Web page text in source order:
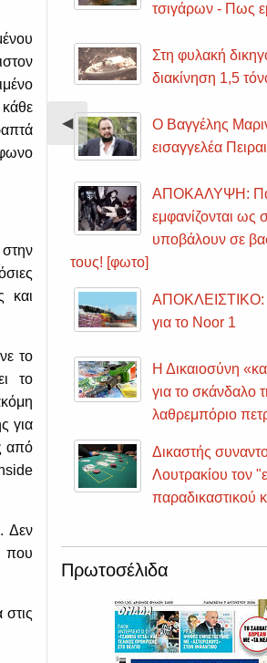
και
το
το
για
από
Δεν
που
Previous
Slide
◀︎
τσιγάρων - Πως
Στη φυλακή
διακίνηση 1,5
Ο Βαγγέλης
εισαγγελέα
ΑΠΟΚΑΛΥΨΗ:
εμφανίζονται ως
υποβάλουν σε
τους! [φωτο]
ΑΠΟΚΛΕΙΣΤΙΚΟ:
για το Noor 1
Η Δικαιοσύνη
για το σκάνδαλο
λαθρεμπόριο
Δικαστής
Λουτρακίου τον
παραδικαστικού
Πρωτοσέλιδα